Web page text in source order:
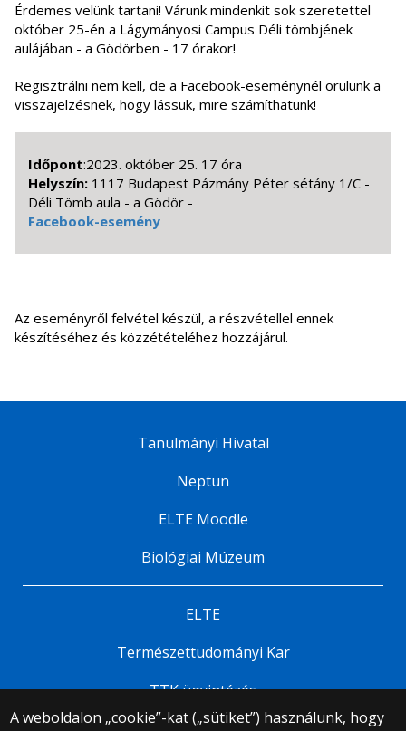
Érdemes velünk tartani! Várunk mindenkit sok szeretettel
október 25-én a Lágymányosi Campus Déli tömbjének
aulájában - a Gödörben - 17 órakor!
Regisztrálni nem kell, de a Facebook-eseménynél örülünk a
visszajelzésnek, hogy lássuk, mire számíthatunk!
Időpont:2023. október 25. 17 óra
Helyszín: 1117 Budapest Pázmány Péter sétány 1/C -
Déli Tömb aula - a Gödör -
Facebook-esemény
Az eseményről felvétel készül, a részvétellel ennek
készítéséhez és közzétételéhez hozzájárul.
A weboldalon „cookie”-kat („sütiket”) használunk, hogy
Tanulmányi Hivatal
Neptun
ELTE Moodle
Biológiai Múzeum
ELTE
Természettudományi Kar
TTK ügyintézés